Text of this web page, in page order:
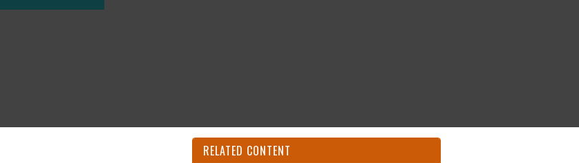
RELATED CONTENT